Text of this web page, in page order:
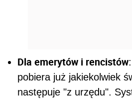
Dla emerytów i rencistów
pobiera już jakiekolwiek
następuje "z urzędu".